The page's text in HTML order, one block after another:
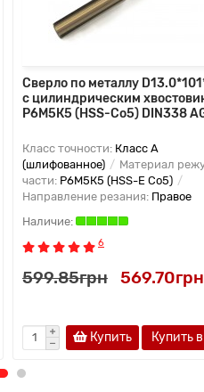
Сверло по металлу
с цилиндрическим
Р6М5К5 (HSS-Co5) DIN338
Класс точности: Класс А
(шлифованное)
Материал
части: Р6М5К5 (HSS-E Co5)
Направление резания: Правое
6
599.85грн 569.70грн
Купить Купить